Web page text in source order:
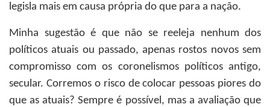
legisla mais em causa própria do que para a nação.
Minha sugestão é que não se reeleja nenhum dos
políticos atuais ou passado, apenas rostos novos sem
compromisso com os coronelismos políticos antigo,
secular. Corremos o risco de colocar pessoas piores do
que as atuais? Sempre é possível, mas a avaliação que